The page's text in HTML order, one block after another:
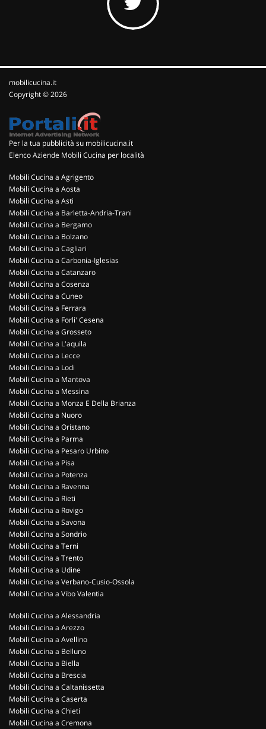
mobilicucina.it
Copyright © 2026
Per la tua pubblicità su mobilicucina.it
Elenco Aziende Mobili Cucina per località
Mobili Cucina a Agrigento
Mobili Cucina a Aosta
Mobili Cucina a Asti
Mobili Cucina a Barletta-Andria-Trani
Mobili Cucina a Bergamo
Mobili Cucina a Bolzano
Mobili Cucina a Cagliari
Mobili Cucina a Carbonia-Iglesias
Mobili Cucina a Catanzaro
Mobili Cucina a Cosenza
Mobili Cucina a Cuneo
Mobili Cucina a Ferrara
Mobili Cucina a Forli' Cesena
Mobili Cucina a Grosseto
Mobili Cucina a L'aquila
Mobili Cucina a Lecce
Mobili Cucina a Lodi
Mobili Cucina a Mantova
Mobili Cucina a Messina
Mobili Cucina a Monza E Della Brianza
Mobili Cucina a Nuoro
Mobili Cucina a Oristano
Mobili Cucina a Parma
Mobili Cucina a Pesaro Urbino
Mobili Cucina a Pisa
Mobili Cucina a Potenza
Mobili Cucina a Ravenna
Mobili Cucina a Rieti
Mobili Cucina a Rovigo
Mobili Cucina a Savona
Mobili Cucina a Sondrio
Mobili Cucina a Terni
Mobili Cucina a Trento
Mobili Cucina a Udine
Mobili Cucina a Verbano-Cusio-Ossola
Mobili Cucina a Vibo Valentia
Mobili Cucina a Alessandria
Mobili Cucina a Arezzo
Mobili Cucina a Avellino
Mobili Cucina a Belluno
Mobili Cucina a Biella
Mobili Cucina a Brescia
Mobili Cucina a Caltanissetta
Mobili Cucina a Caserta
Mobili Cucina a Chieti
Mobili Cucina a Cremona